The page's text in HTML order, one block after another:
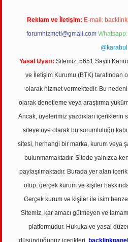
Reklam ve İletişim: E-mail:
forumhizmeti@gmail.com
@karabul
Yasal Uyarı: Sitemiz, 5651 Sayılı
ve İletişim Kurumu (BTK) tarafından
olarak hizmet vermektedir. Bu
olarak denetleme veya araştırma
Ancak, üyelerimiz yazdıkları içeriklerin
siteye üye olarak bu sorumluluğu
sitesi, herhangi bir marka, kurum veya
bulunmamaktadır. Sitede yalnızca
paylaşılmaktadır. Burada yer alan
olup, gerçek kurum ve kişiler
Gerçek kurum ve kişiler ile isim
Sitemiz, kar amacı gütmeyen ve
platformudur. Hukuka ve yasal
düşündüğünüz içerikleri,